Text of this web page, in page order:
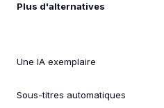
Plus d'alternatives
Une IA exemplaire
Sous-titres automatiques